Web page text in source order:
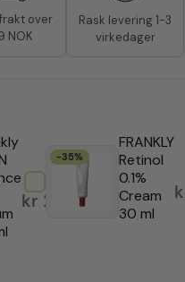
over
NOK
Rask levering 1-3
virkedager
kr259,35
-35%
FRANKLY
Retinol
0.1%
Cream
30 ml